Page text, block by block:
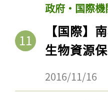
政府・国際機
【国際】
生物資源
2016/11/16